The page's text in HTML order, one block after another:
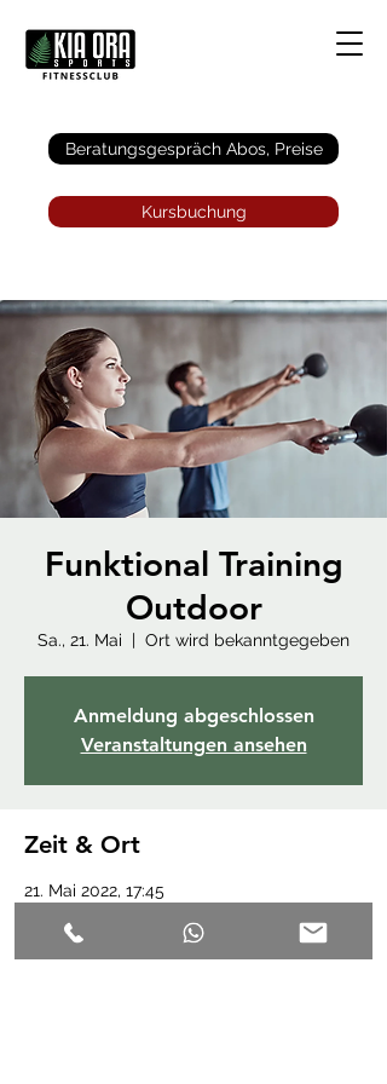
Beratungsgespräch Abos, Preise
Kursbuchung
Funktional Training
Outdoor
Sa., 21. Mai
  |
Ort wird bekanntgegeben
Anmeldung abgeschlossen
Veranstaltungen ansehen
Zeit & Ort
21. Mai 2022, 17:45